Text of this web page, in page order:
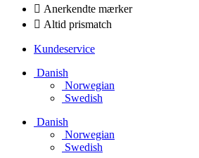
Anerkendte mærker
Altid prismatch
Kundeservice
Danish
Norwegian
Swedish
Danish
Norwegian
Swedish